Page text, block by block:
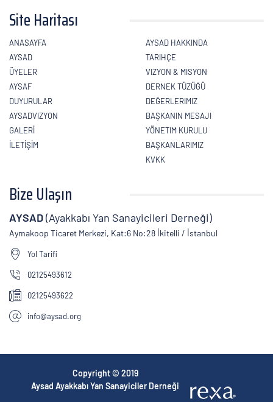
Site Haritası
ANASAYFA
AYSAD
ÜYELER
AYSAF
DUYURULAR
AYSADVIZYON
GALERİ
İLETİŞİM
AYSAD HAKKINDA
TARIHÇE
VIZYON & MISYON
DERNEK TÜZÜĞÜ
DEĞERLERIMIZ
BAŞKANIN MESAJI
YÖNETIM KURULU
BAŞKANLARIMIZ
KVKK
Bize Ulaşın
AYSAD(Ayakkabı Yan Sanayicileri Derneği)
Aymakoop Ticaret Merkezi, Kat:6 No:28 İkitelli / İstanbul
Yol Tarifi
02125493612
02125493622
info@aysad.org
Copyright © 2019
Aysad Ayakkabı Yan Sanayiciler Derneği